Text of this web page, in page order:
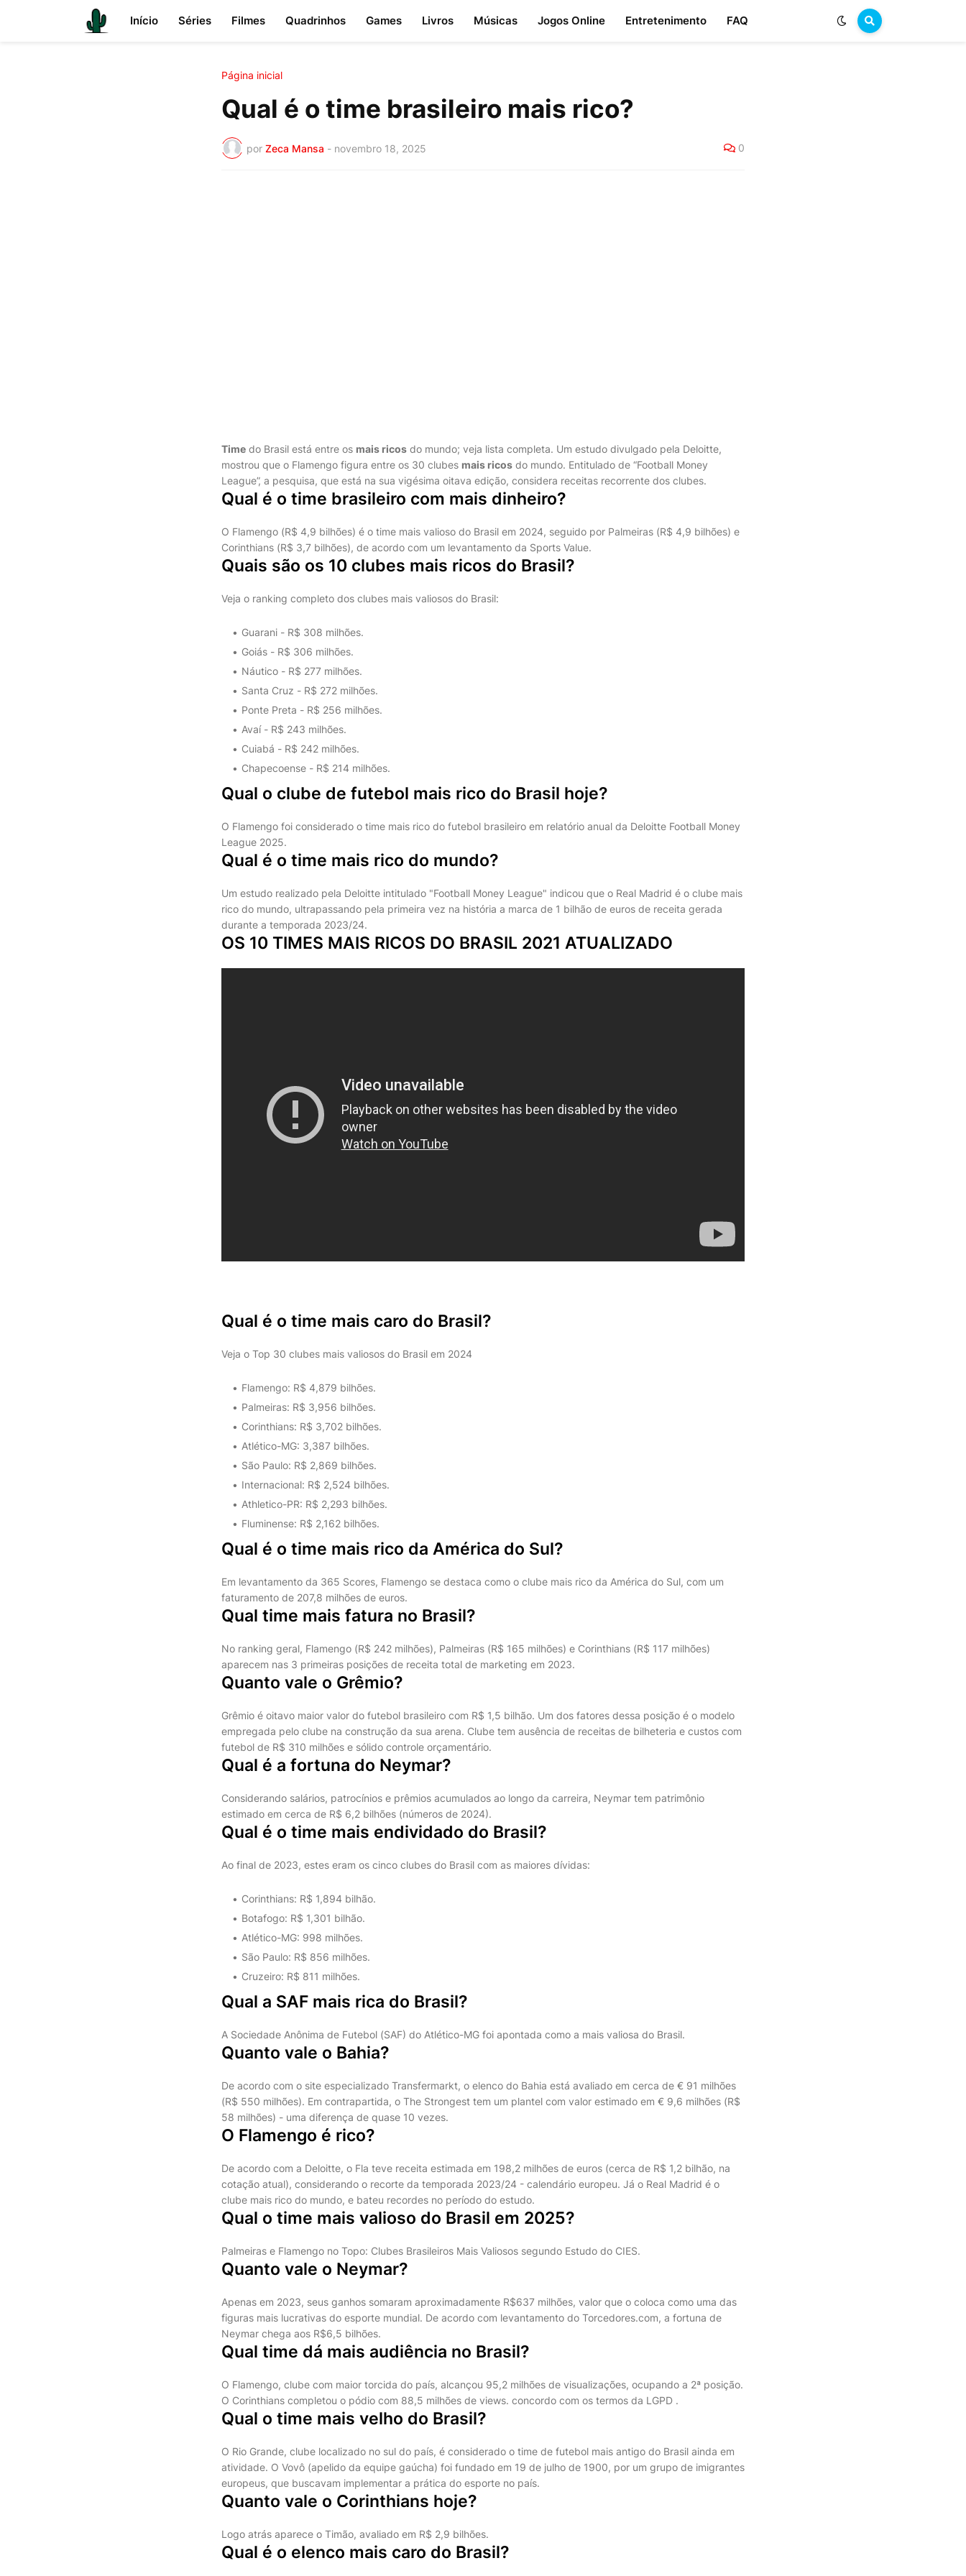
Início Séries Filmes Quadrinhos Games Livros Músicas Jogos Online Entretenimento FAQ
Página inicial
Qual é o time brasileiro mais rico?
por Zeca Mansa - novembro 18, 2025 0
Time do Brasil está entre os mais ricos do mundo; veja lista completa. Um estudo divulgado pela Deloitte,
mostrou que o Flamengo figura entre os 30 clubes mais ricos do mundo. Entitulado de “Football Money
League”, a pesquisa, que está na sua vigésima oitava edição, considera receitas recorrente dos clubes.
Qual é o time brasileiro com mais dinheiro?
O Flamengo (R$ 4,9 bilhões) é o time mais valioso do Brasil em 2024, seguido por Palmeiras (R$ 4,9 bilhões) e
Corinthians (R$ 3,7 bilhões), de acordo com um levantamento da Sports Value.
Quais são os 10 clubes mais ricos do Brasil?
Veja o ranking completo dos clubes mais valiosos do Brasil:
Guarani - R$ 308 milhões.
Goiás - R$ 306 milhões.
Náutico - R$ 277 milhões.
Santa Cruz - R$ 272 milhões.
Ponte Preta - R$ 256 milhões.
Avaí - R$ 243 milhões.
Cuiabá - R$ 242 milhões.
Chapecoense - R$ 214 milhões.
Qual o clube de futebol mais rico do Brasil hoje?
O Flamengo foi considerado o time mais rico do futebol brasileiro em relatório anual da Deloitte Football Money
League 2025.
Qual é o time mais rico do mundo?
Um estudo realizado pela Deloitte intitulado "Football Money League" indicou que o Real Madrid é o clube mais
rico do mundo, ultrapassando pela primeira vez na história a marca de 1 bilhão de euros de receita gerada
durante a temporada 2023/24.
OS 10 TIMES MAIS RICOS DO BRASIL 2021 ATUALIZADO
Qual é o time mais caro do Brasil?
Veja o Top 30 clubes mais valiosos do Brasil em 2024
Flamengo: R$ 4,879 bilhões.
Palmeiras: R$ 3,956 bilhões.
Corinthians: R$ 3,702 bilhões.
Atlético-MG: 3,387 bilhões.
São Paulo: R$ 2,869 bilhões.
Internacional: R$ 2,524 bilhões.
Athletico-PR: R$ 2,293 bilhões.
Fluminense: R$ 2,162 bilhões.
Qual é o time mais rico da América do Sul?
Em levantamento da 365 Scores, Flamengo se destaca como o clube mais rico da América do Sul, com um
faturamento de 207,8 milhões de euros.
Qual time mais fatura no Brasil?
No ranking geral, Flamengo (R$ 242 milhões), Palmeiras (R$ 165 milhões) e Corinthians (R$ 117 milhões)
aparecem nas 3 primeiras posições de receita total de marketing em 2023.
Quanto vale o Grêmio?
Grêmio é oitavo maior valor do futebol brasileiro com R$ 1,5 bilhão. Um dos fatores dessa posição é o modelo
empregada pelo clube na construção da sua arena. Clube tem ausência de receitas de bilheteria e custos com
futebol de R$ 310 milhões e sólido controle orçamentário.
Qual é a fortuna do Neymar?
Considerando salários, patrocínios e prêmios acumulados ao longo da carreira, Neymar tem patrimônio
estimado em cerca de R$ 6,2 bilhões (números de 2024).
Qual é o time mais endividado do Brasil?
Ao final de 2023, estes eram os cinco clubes do Brasil com as maiores dívidas:
Corinthians: R$ 1,894 bilhão.
Botafogo: R$ 1,301 bilhão.
Atlético-MG: 998 milhões.
São Paulo: R$ 856 milhões.
Cruzeiro: R$ 811 milhões.
Qual a SAF mais rica do Brasil?
A Sociedade Anônima de Futebol (SAF) do Atlético-MG foi apontada como a mais valiosa do Brasil.
Quanto vale o Bahia?
De acordo com o site especializado Transfermarkt, o elenco do Bahia está avaliado em cerca de € 91 milhões
(R$ 550 milhões). Em contrapartida, o The Strongest tem um plantel com valor estimado em € 9,6 milhões (R$
58 milhões) - uma diferença de quase 10 vezes.
O Flamengo é rico?
De acordo com a Deloitte, o Fla teve receita estimada em 198,2 milhões de euros (cerca de R$ 1,2 bilhão, na
cotação atual), considerando o recorte da temporada 2023/24 - calendário europeu. Já o Real Madrid é o
clube mais rico do mundo, e bateu recordes no período do estudo.
Qual o time mais valioso do Brasil em 2025?
Palmeiras e Flamengo no Topo: Clubes Brasileiros Mais Valiosos segundo Estudo do CIES.
Quanto vale o Neymar?
Apenas em 2023, seus ganhos somaram aproximadamente R$637 milhões, valor que o coloca como uma das
figuras mais lucrativas do esporte mundial. De acordo com levantamento do Torcedores.com, a fortuna de
Neymar chega aos R$6,5 bilhões.
Qual time dá mais audiência no Brasil?
O Flamengo, clube com maior torcida do país, alcançou 95,2 milhões de visualizações, ocupando a 2ª posição.
O Corinthians completou o pódio com 88,5 milhões de views. concordo com os termos da LGPD .
Qual o time mais velho do Brasil?
O Rio Grande, clube localizado no sul do país, é considerado o time de futebol mais antigo do Brasil ainda em
atividade. O Vovô (apelido da equipe gaúcha) foi fundado em 19 de julho de 1900, por um grupo de imigrantes
europeus, que buscavam implementar a prática do esporte no país.
Quanto vale o Corinthians hoje?
Logo atrás aparece o Timão, avaliado em R$ 2,9 bilhões.
Qual é o elenco mais caro do Brasil?